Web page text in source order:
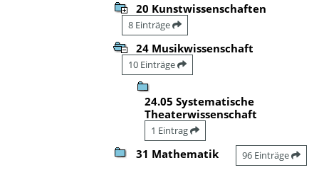
20 Kunstwissenschaften
8 Einträge
24 Musikwissenschaft
10 Einträge
24.05 Systematische
Theaterwissenschaft
1 Eintrag
31 Mathematik 96 Einträge